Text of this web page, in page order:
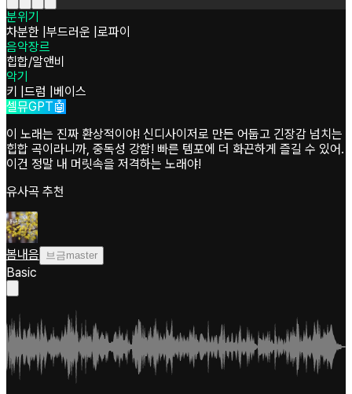
분위기
차분한 부드러운 로파이
음악장르
힙합/알앤비
악기
키 드럼
베이스
셀뮤GPT🤖
이 노래는 진짜 환상적이야! 신디사이저로 만든 어둡고 긴장감 넘치는
힙합 곡이라니까, 중독성 강함! 빠른 템포에 더 화끈하게 즐길 수 있어.
이건 정말 내 머릿속을 저격하는 노래야!
유사곡 추천
봄내음 브금master
Basic